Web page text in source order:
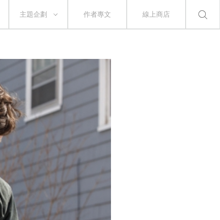
主題企劃 作者專文 線上商店